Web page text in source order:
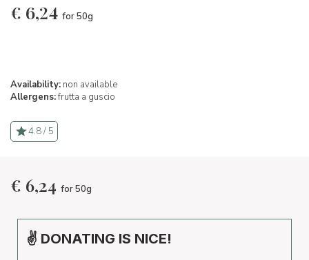
€ 6,24 for 50g
Availability: non available
Allergens:frutta a guscio
4.8 / 5
€ 6,24 for 50g
✌ DONATING IS NICE!